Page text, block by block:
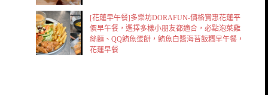
[花蓮早午餐]多樂坊DORAFUN-價格實惠花蓮平
價早午餐，選擇多樣小朋友都適合，必點泡菜雞
絲麵、QQ鮪魚蛋餅，鮪魚白醬海苔飯糰早午餐，
花蓮早餐